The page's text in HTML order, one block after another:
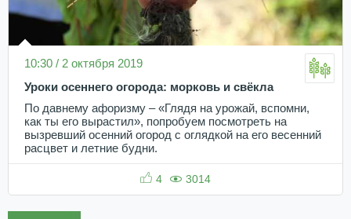
10:30 / 2 октября 2019
Уроки осеннего огорода: морковь и свёкла
По давнему афоризму – «Глядя на урожай, вспомни,
как ты его вырастил», попробуем посмотреть на
вызревший осенний огород с оглядкой на его весенний
расцвет и летние будни.
4 3014